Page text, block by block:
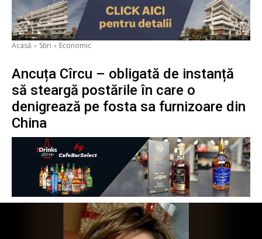
Acasă Stiri Economic
Ancuța Cîrcu – obligată de instanță
să steargă postările în care o
denigrează pe fosta sa furnizoare din
China